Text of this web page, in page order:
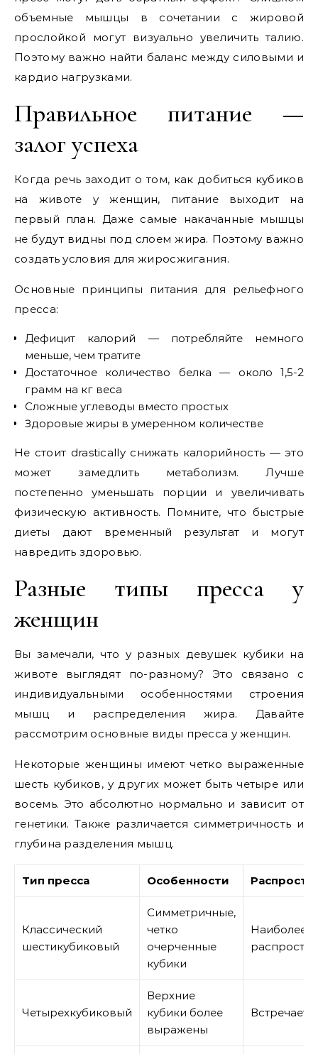
объемные мышцы в сочетании с жировой
прослойкой могут визуально увеличить талию.
Поэтому важно найти баланс между силовыми и
кардио нагрузками.
Правильное питание —
залог успеха
Когда речь заходит о том, как добиться кубиков
на животе у женщин, питание выходит на
первый план. Даже самые накачанные мышцы
не будут видны под слоем жира. Поэтому важно
создать условия для жиросжигания.
Основные принципы питания для рельефного
пресса:
Дефицит калорий — потребляйте немного
меньше, чем тратите
Достаточное количество белка — около 1,5-2
грамм на кг веса
Сложные углеводы вместо простых
Здоровые жиры в умеренном количестве
Не стоит drastically снижать калорийность — это
может замедлить метаболизм. Лучше
постепенно уменьшать порции и увеличивать
физическую активность. Помните, что быстрые
диеты дают временный результат и могут
навредить здоровью.
Разные типы пресса у
женщин
Вы замечали, что у разных девушек кубики на
животе выглядят по-разному? Это связано с
индивидуальными особенностями строения
мышц и распределения жира. Давайте
рассмотрим основные виды пресса у женщин.
Некоторые женщины имеют четко выраженные
шесть кубиков, у других может быть четыре или
восемь. Это абсолютно нормально и зависит от
генетики. Также различается симметричность и
глубина разделения мышц.
Тип пресса Особенности
Классический
шестикубиковый
Симметричные,
четко
очерченные
кубики
Наиболее
Четырехкубиковый
Верхние
кубики более
выражены